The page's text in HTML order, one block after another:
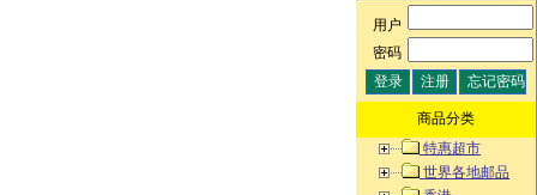
用户:
密码:
商品分类
特惠超市
世界各地邮品